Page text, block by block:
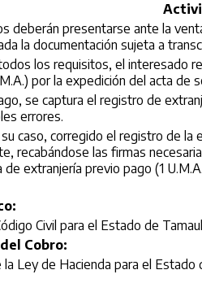
deberán presentarse ante la
la documentación sujeta a
los requisitos, el interesado
por la expedición del acta de
se captura el registro de
errores.
caso, corregido el registro de
recabándose las firmas
extranjería previo pago (1
Civil para el Estado de
Cobro:
Ley de Hacienda para el Estado